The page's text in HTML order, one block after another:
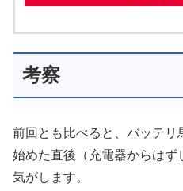
考察
前回とも比べると、バッテ
始めた直後（充電器からはず
気がします。